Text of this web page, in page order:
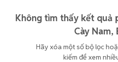
Không tìm thấy kết quả
Cày Nam,
Hãy xóa một số bộ lọc
kiếm để xem